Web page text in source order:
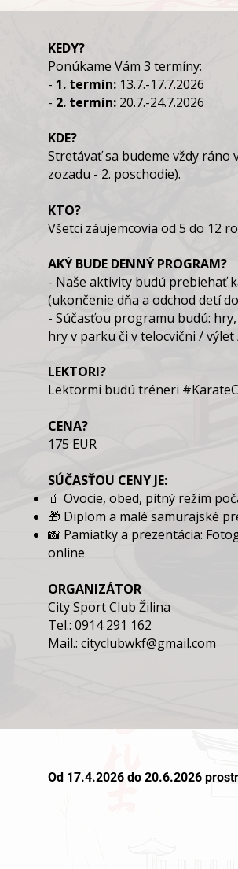
KEDY?
Ponúkame Vám 3 termíny:
- 1. termín:13.7.-17.7.2026
- 2. termín:20.7.-24.7.2026
KDE?
Stretávať sa budeme vždy ráno
zozadu - 2. poschodie).
KTO?
Všetci záujemcovia od 5 do 12
AKÝ BUDE DENNÝ PROGRAM?
- Naše aktivity budú prebiehať
(ukončenie dňa a odchod detí
- Súčasťou programu budú:
hry v parku či v telocvični /
LEKTORI?
Lektormi budú tréneri
CENA?
175 EUR
SÚČASŤOU CENY JE:
🧃 Ovocie, obed, pitný režim
🎁 Diplom a malé samurajské
📸 Pamiatky a prezentácia:
online
ORGANIZÁTOR
City Sport Club Žilina
Tel.: 0914 291 162
Mail.: cityclubwkf@gmail.com
Od 17.4.2026 do 20.6.2026